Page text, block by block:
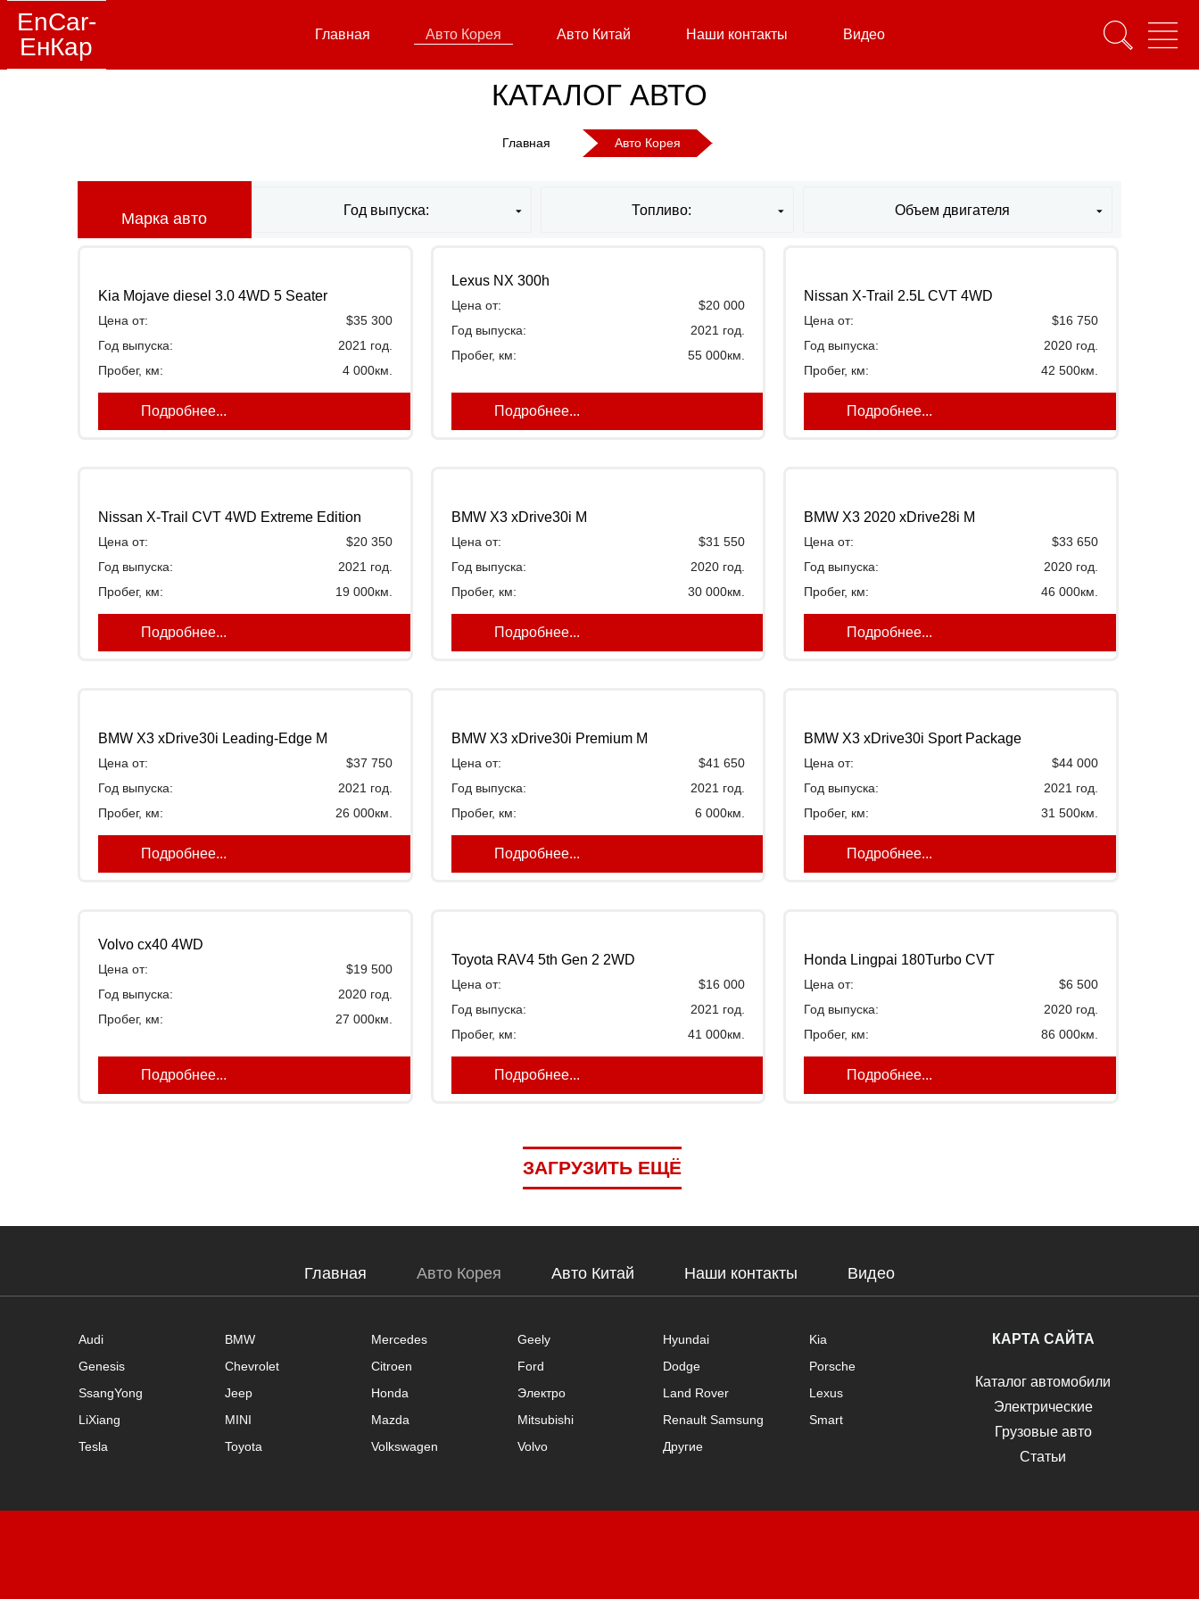
EnCar-
ЕнКар
Главная Авто Корея Авто Китай Наши контакты Видео
КАТАЛОГ АВТО
Главная Авто Корея
Марка авто Год выпуска: Объем двигателя
Топливо:
Kia Mojave diesel 3.0 4WD 5 Seater
Цена от:
$35 300
Год выпуска:
2021 год.
Пробег, км:
4 000км.
Подробнее...
Lexus NX 300h
Цена от:
$20 000
Год выпуска:
2021 год.
Пробег, км:
55 000км.
Подробнее...
Nissan X-Trail 2.5L CVT 4WD
Цена от:
$16 750
Год выпуска:
2020 год.
Пробег, км:
42 500км.
Подробнее...
Nissan X-Trail CVT 4WD Extreme Edition
Цена от:
$20 350
Год выпуска:
2021 год.
Пробег, км:
19 000км.
Подробнее...
BMW X3 xDrive30i M
Цена от:
$31 550
Год выпуска:
2020 год.
Пробег, км:
30 000км.
Подробнее...
BMW X3 2020 xDrive28i M
Цена от:
$33 650
Год выпуска:
2020 год.
Пробег, км:
46 000км.
Подробнее...
BMW X3 xDrive30i Leading-Edge M
Цена от:
$37 750
Год выпуска:
2021 год.
Пробег, км:
26 000км.
Подробнее...
BMW X3 xDrive30i Premium M
Цена от:
$41 650
Год выпуска:
2021 год.
Пробег, км:
6 000км.
Подробнее...
BMW X3 xDrive30i Sport Package
Цена от:
$44 000
Год выпуска:
2021 год.
Пробег, км:
31 500км.
Подробнее...
Volvo cx40 4WD
Цена от:
$19 500
Год выпуска:
2020 год.
Пробег, км:
27 000км.
Подробнее...
Toyota RAV4 5th Gen 2 2WD
Цена от:
$16 000
Год выпуска:
2021 год.
Пробег, км:
41 000км.
Подробнее...
Honda Lingpai 180Turbo CVT
Цена от:
$6 500
Год выпуска:
2020 год.
Пробег, км:
86 000км.
Подробнее...
ЗАГРУЗИТЬ ЕЩЁ
Главная Авто Корея Авто Китай Наши контакты Видео
Audi BMW Mercedes Geely Hyundai
Kia
Genesis
Chevrolet Citroen Ford Dodge
Porsche
SsangYong
Jeep Honda Электро Land Rover
Lexus
LiXiang
MINI Mazda Mitsubishi Renault Samsung
Smart
Tesla
Toyota Volkswagen Volvo Другие
КАРТА САЙТА
Каталог автомобили
Электрические
Грузовые авто
Статьи